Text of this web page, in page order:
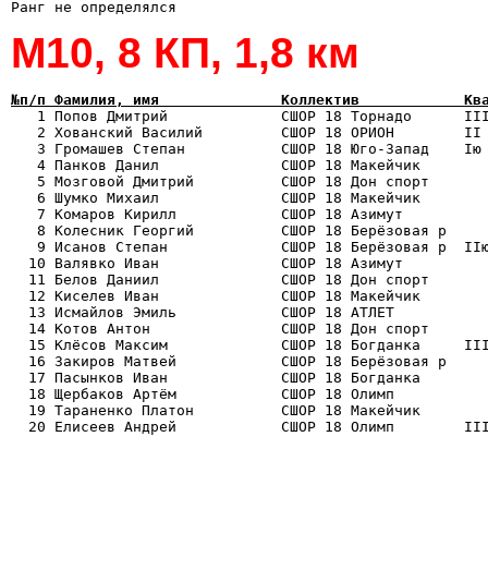
М10, 8 КП, 1,8 км
№п/п Фамилия, имя              Коллектив            Квал
1 Попов Дмитрий             СШОР 18 Торнадо
2 Хованский Василий         СШОР 18 ОРИОН
3 Громашев Степан           СШОР 18 Юго-Запад
4 Панков Данил              СШОР 18 Макейчик
5 Мозговой Дмитрий          СШОР 18 Дон спорт
6 Шумко Михаил              СШОР 18 Макейчик
7 Комаров Кирилл            СШОР 18 Азимут
8 Колесник Георгий          СШОР 18 Берёзовая р
9 Исанов Степан             СШОР 18 Берёзовая р
10 Валявко Иван              СШОР 18 Азимут
11 Белов Даниил              СШОР 18 Дон спорт
12 Киселев Иван              СШОР 18 Макейчик
13 Исмайлов Эмиль            СШОР 18 АТЛЕТ
14 Котов Антон               СШОР 18 Дон спорт
15 Клёсов Максим             СШОР 18 Богданка
16 Закиров Матвей            СШОР 18 Берёзовая р
17 Пасынков Иван             СШОР 18 Богданка
18 Щербаков Артём            СШОР 18 Олимп
19 Тараненко Платон          СШОР 18 Макейчик
20 Елисеев Андрей            СШОР 18 Олимп